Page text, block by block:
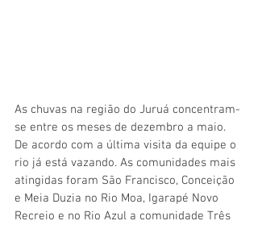
As chuvas na região do Juruá concentram-
se entre os meses de dezembro a maio.
De acordo com a última visita da equipe o
rio já está vazando. As comunidades mais
atingidas foram São Francisco, Conceição
e Meia Duzia no Rio Moa, Igarapé Novo
Recreio e no Rio Azul a comunidade Três